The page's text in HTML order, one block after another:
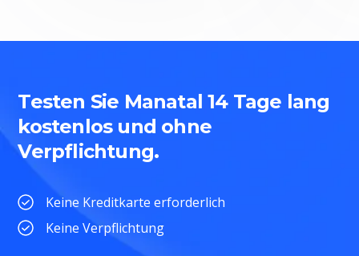
Testen Sie Manatal 14 Tage lang
kostenlos und ohne
Verpflichtung.
Keine Kreditkarte erforderlich
Keine Verpflichtung